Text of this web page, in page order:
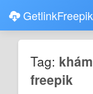
Tag:
freepik